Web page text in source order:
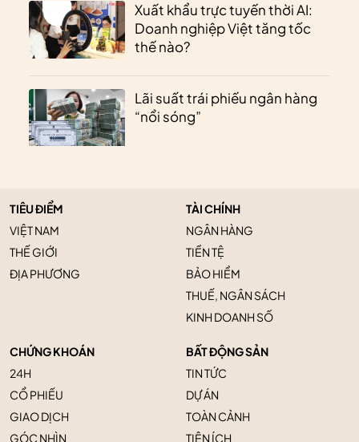
Xuất khẩu trực tuyến thời AI:
Doanh nghiệp Việt tăng tốc
thế nào?
Lãi suất trái phiếu ngân hàng
“nổi sóng”
TIÊU ĐIỂM
VIỆT NAM
THẾ GIỚI
ĐỊA PHƯƠNG
TÀI CHÍNH
NGÂN HÀNG
TIỀN TỆ
BẢO HIỂM
THUẾ, NGÂN SÁCH
KINH DOANH SỐ
CHỨNG KHOÁN
24H
CỔ PHIẾU
GIAO DỊCH
GÓC NHÌN
BẤT ĐỘNG SẢN
TIN TỨC
DỰ ÁN
TOÀN CẢNH
TIỆN ÍCH